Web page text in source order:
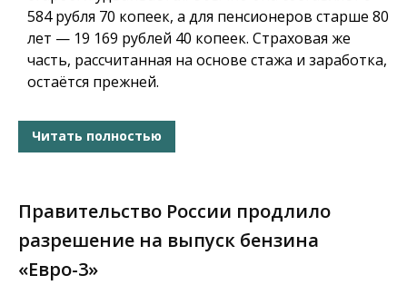
584 рубля 70 копеек, а для пенсионеров старше 80
лет — 19 169 рублей 40 копеек. Страховая же
часть, рассчитанная на основе стажа и заработка,
остаётся прежней.
Читать полностью
Правительство России продлило
разрешение на выпуск бензина
«Евро-3»